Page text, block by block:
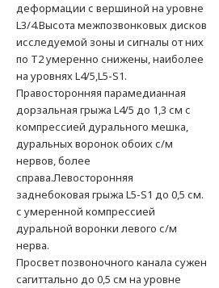
деформации с вершиной на уровне
L3/4.Высота межпозвонковых дисков
исследуемой зоны и сигналы от них
по Т2 умеренно снижены, наиболее
на уровнях L4/5,L5-S1.
Правосторонняя парамедианная
дорзальная грыжа L4/5 до 1,3 см с
компрессией дурального мешка,
дуральных воронок обоих с/м
нервов, более
справа.Левосторонняя
заднебоковая грыжа L5-S1 до 0,5 см.
с умеренной компрессией
дуральной воронки левого с/м
нерва.
Просвет позвоночного канала сужен
сагиттально до 0,5 см на уровне